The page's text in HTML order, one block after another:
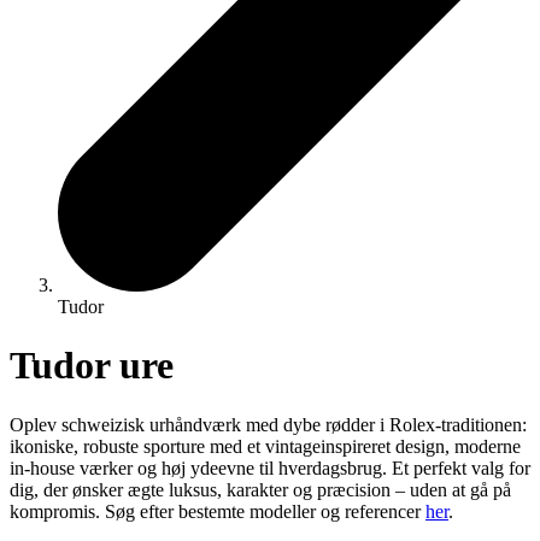
Tudor
Tudor ure
Oplev schweizisk urhåndværk med dybe rødder i Rolex‑traditionen:
ikoniske, robuste sporture med et vintageinspireret design, moderne
in-house værker og høj ydeevne til hverdagsbrug. Et perfekt valg for
dig, der ønsker ægte luksus, karakter og præcision – uden at gå på
kompromis. Søg efter bestemte modeller og referencerher.